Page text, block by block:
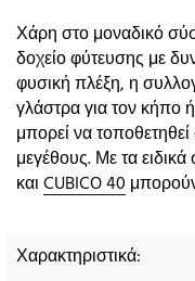
Χάρη στο μοναδικό
δοχείο φύτευσης με
φυσική πλέξη, η
γλάστρα για τον κήπο
μπορεί να
μεγέθους. Με τα
καιCUBICO 40
Χαρακτηριστικά: